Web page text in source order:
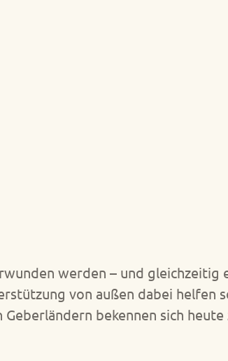
werden – und gleichzeitig
von außen dabei helfen
bekennen sich heute